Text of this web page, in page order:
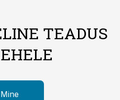
TEADUS
Mine